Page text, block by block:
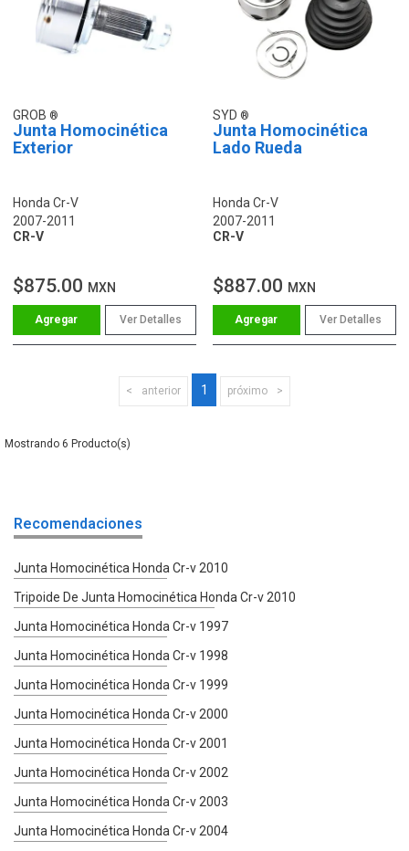
GROB
Junta Homocinética
Exterior
Honda Cr-V
2007-2011
CR-V
$875.00 MXN
Ver Detalles
SYD
Junta Homocinética
Lado Rueda
Honda Cr-V
2007-2011
CR-V
$887.00 MXN
Ver Detalles
anterior 1 próximo
6
Recomendaciones
Junta Homocinética Honda Cr-v 2010
Tripoide De Junta Homocinética Honda Cr-v 2010
Junta Homocinética Honda Cr-v 1997
Junta Homocinética Honda Cr-v 1998
Junta Homocinética Honda Cr-v 1999
Junta Homocinética Honda Cr-v 2000
Junta Homocinética Honda Cr-v 2001
Junta Homocinética Honda Cr-v 2002
Junta Homocinética Honda Cr-v 2003
Junta Homocinética Honda Cr-v 2004